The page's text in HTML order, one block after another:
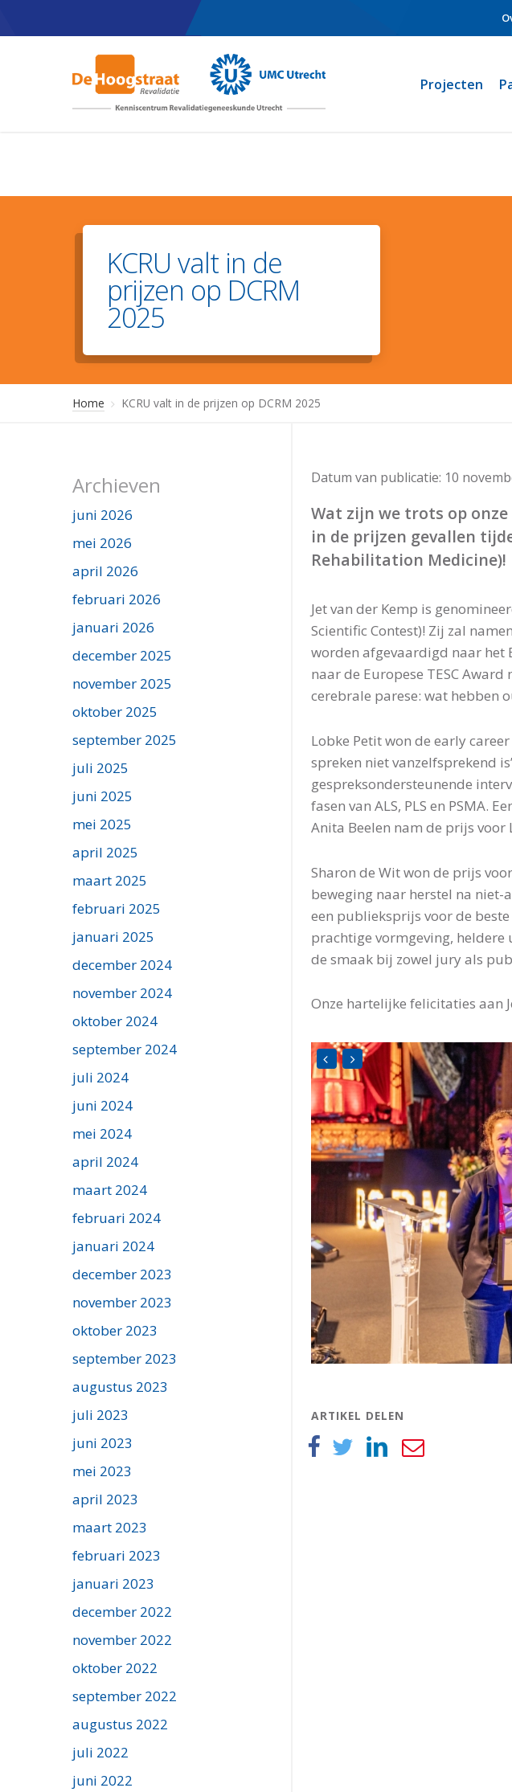
to
Projecten
KCRU valt in de
prijzen op DCRM
2025
Home KCRU valt in de prijzen op DCRM 2025
Archieven
juni 2026
mei 2026
april 2026
februari 2026
januari 2026
december 2025
november 2025
oktober 2025
september 2025
juli 2025
juni 2025
mei 2025
april 2025
maart 2025
februari 2025
januari 2025
december 2024
november 2024
oktober 2024
september 2024
juli 2024
juni 2024
mei 2024
april 2024
maart 2024
februari 2024
januari 2024
december 2023
november 2023
oktober 2023
september 2023
augustus 2023
juli 2023
juni 2023
mei 2023
april 2023
maart 2023
februari 2023
januari 2023
december 2022
november 2022
oktober 2022
september 2022
augustus 2022
juli 2022
juni 2022
Datum van publicatie: 10
Wat zijn we trots op onze
in de prijzen gevallen
Rehabilitation Medicine)!
Jet van der Kemp is
Scientific Contest)! Zij zal
worden afgevaardigd naar het
naar de Europese TESC
cerebrale parese: wat hebben
Lobke Petit won de early
spreken niet vanzelfsprekend
gespreksondersteunende
fasen van ALS, PLS en PSMA.
Anita Beelen nam de prijs voor
Sharon de Wit won de prijs
beweging naar herstel na niet-
een publieksprijs voor de beste
prachtige vormgeving,
de smaak bij zowel jury als
Onze hartelijke felicitaties aan
ARTIKEL DELEN